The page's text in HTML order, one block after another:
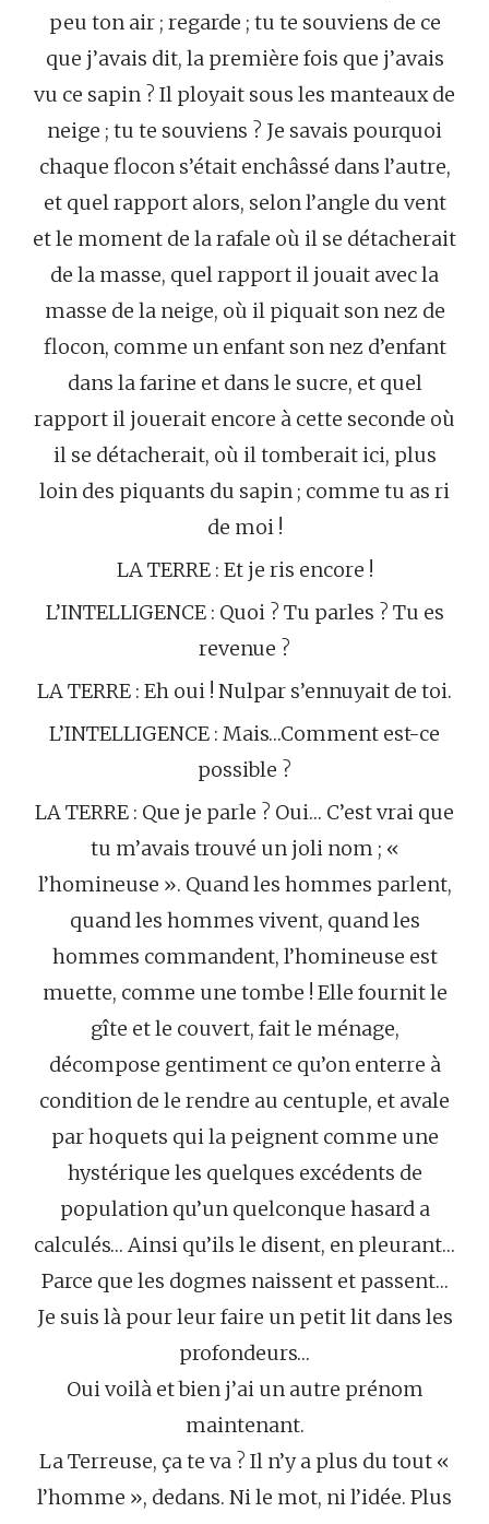
peu ton air ; regarde ; tu te souviens de ce
que j’avais dit, la première fois que j’avais
vu ce sapin ? Il ployait sous les manteaux de
neige ; tu te souviens ? Je savais pourquoi
chaque flocon s’était enchâssé dans l’autre,
et quel rapport alors, selon l’angle du vent
et le moment de la rafale où il se détacherait
de la masse, quel rapport il jouait avec la
masse de la neige, où il piquait son nez de
flocon, comme un enfant son nez d’enfant
dans la farine et dans le sucre, et quel
rapport il jouerait encore à cette seconde où
il se détacherait, où il tomberait ici, plus
loin des piquants du sapin ; comme tu as ri
de moi !
LA TERRE : Et je ris encore !
L’INTELLIGENCE : Quoi ? Tu parles ? Tu es
revenue ?
LA TERRE : Eh oui ! Nulpar s’ennuyait de toi.
L’INTELLIGENCE : Mais…Comment est-ce
possible ?
LA TERRE : Que je parle ? Oui… C’est vrai que
tu m’avais trouvé un joli nom ; «
l’homineuse ». Quand les hommes parlent,
quand les hommes vivent, quand les
hommes commandent, l’homineuse est
muette, comme une tombe ! Elle fournit le
gîte et le couvert, fait le ménage,
décompose gentiment ce qu’on enterre à
condition de le rendre au centuple, et avale
par hoquets qui la peignent comme une
hystérique les quelques excédents de
population qu’un quelconque hasard a
calculés… Ainsi qu’ils le disent, en pleurant…
Parce que les dogmes naissent et passent…
Je suis là pour leur faire un petit lit dans les
profondeurs…
Oui voilà et bien j’ai un autre prénom
maintenant.
La Terreuse, ça te va ? Il n’y a plus du tout «
l’homme », dedans. Ni le mot, ni l’idée. Plus